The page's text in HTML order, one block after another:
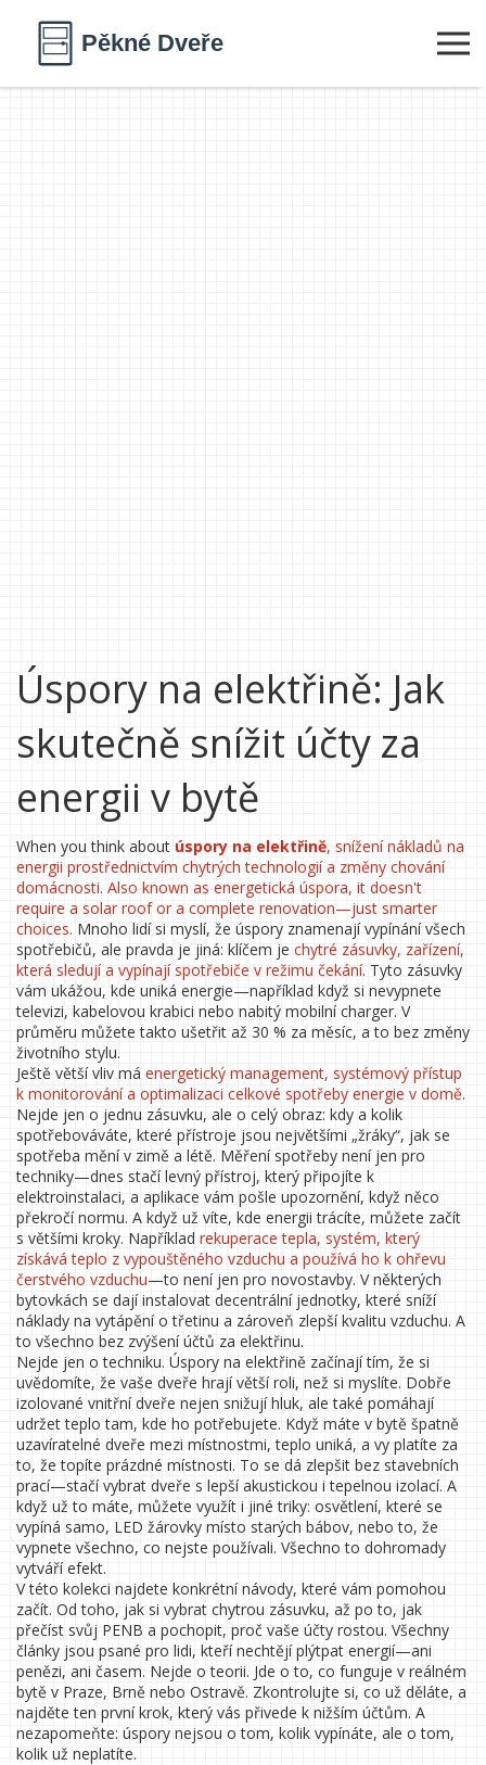
Úspory na elektřině: Jak
skutečně snížit účty za
energii v bytě
When you think about úspory na elektřině, snížení nákladů na
energii prostřednictvím chytrých technologií a změny chování
domácnosti. Also known as energetická úspora, it doesn't
require a solar roof or a complete renovation—just smarter
choices. Mnoho lidí si myslí, že úspory znamenají vypínání všech
spotřebičů, ale pravda je jiná: klíčem je chytré zásuvky, zařízení,
která sledují a vypínají spotřebiče v režimu čekání. Tyto zásuvky
vám ukážou, kde uniká energie—například když si nevypnete
televizi, kabelovou krabici nebo nabitý mobilní charger. V
průměru můžete takto ušetřit až 30 % za měsíc, a to bez změny
životního stylu.
Ještě větší vliv má energetický management, systémový přístup
k monitorování a optimalizaci celkové spotřeby energie v domě.
Nejde jen o jednu zásuvku, ale o celý obraz: kdy a kolik
spotřebováváte, které přístroje jsou největšími „žráky“, jak se
spotřeba mění v zimě a létě. Měření spotřeby není jen pro
techniky—dnes stačí levný přístroj, který připojíte k
elektroinstalaci, a aplikace vám pošle upozornění, když něco
překročí normu. A když už víte, kde energii trácíte, můžete začít
s většími kroky. Například rekuperace tepla, systém, který
získává teplo z vypouštěného vzduchu a používá ho k ohřevu
čerstvého vzduchu—to není jen pro novostavby. V některých
bytovkách se dají instalovat decentrální jednotky, které sníží
náklady na vytápění o třetinu a zároveň zlepší kvalitu vzduchu. A
to všechno bez zvýšení účtů za elektřinu.
Nejde jen o techniku. Úspory na elektřině začínají tím, že si
uvědomíte, že vaše dveře hrají větší roli, než si myslíte. Dobře
izolované vnitřní dveře nejen snižují hluk, ale také pomáhají
udržet teplo tam, kde ho potřebujete. Když máte v bytě špatně
uzavíratelné dveře mezi místnostmi, teplo uniká, a vy platíte za
to, že topíte prázdné místnosti. To se dá zlepšit bez stavebních
prací—stačí vybrat dveře s lepší akustickou i tepelnou izolací. A
když už to máte, můžete využít i jiné triky: osvětlení, které se
vypíná samo, LED žárovky místo starých bábov, nebo to, že
vypnete všechno, co nejste používali. Všechno to dohromady
vytváří efekt.
V této kolekci najdete konkrétní návody, které vám pomohou
začít. Od toho, jak si vybrat chytrou zásuvku, až po to, jak
přečíst svůj PENB a pochopit, proč vaše účty rostou. Všechny
články jsou psané pro lidi, kteří nechtějí plýtpat energií—ani
penězi, ani časem. Nejde o teorii. Jde o to, co funguje v reálném
bytě v Praze, Brně nebo Ostravě. Zkontrolujte si, co už děláte, a
najděte ten první krok, který vás přivede k nižším účtům. A
nezapomeňte: úspory nejsou o tom, kolik vypínáte, ale o tom,
kolik už neplatíte.